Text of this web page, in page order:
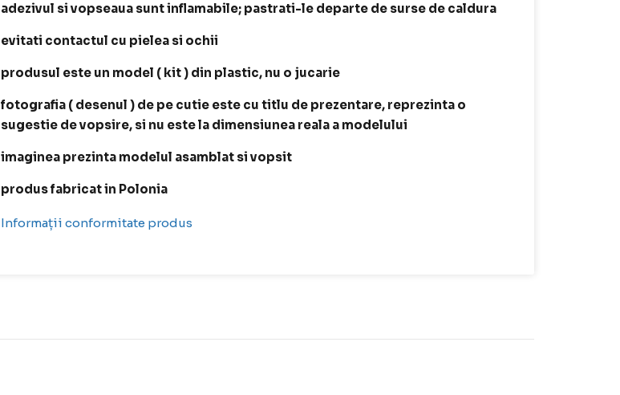
adezivul si vopseaua sunt inflamabile; pastrati-le departe de surse de caldura
evitati contactul cu pielea si ochii
produsul este un model ( kit ) din plastic, nu o jucarie
fotografia ( desenul ) de pe cutie este cu titlu de prezentare, reprezinta o
sugestie de vopsire, si nu este la dimensiunea reala a modelului
imaginea prezinta modelul asamblat si vopsit
produs fabricat in Polonia
Informații conformitate produs